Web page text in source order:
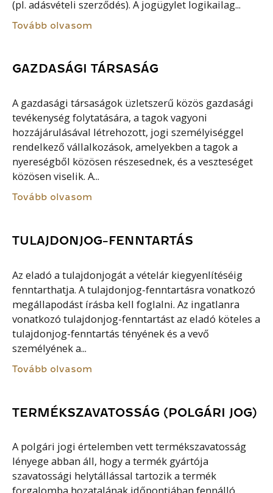
(pl. adásvételi szerződés). A jogügylet logikailag...
Tovább olvasom
GAZDASÁGI TÁRSASÁG
A gazdasági társaságok üzletszerű közös gazdasági
tevékenység folytatására, a tagok vagyoni
hozzájárulásával létrehozott, jogi személyiséggel
rendelkező vállalkozások, amelyekben a tagok a
nyereségből közösen részesednek, és a veszteséget
közösen viselik. A...
Tovább olvasom
TULAJDONJOG-FENNTARTÁS
Az eladó a tulajdonjogát a vételár kiegyenlítéséig
fenntarthatja. A tulajdonjog-fenntartásra vonatkozó
megállapodást írásba kell foglalni. Az ingatlanra
vonatkozó tulajdonjog-fenntartást az eladó köteles a
tulajdonjog-fenntartás tényének és a vevő
személyének a...
Tovább olvasom
TERMÉKSZAVATOSSÁG (POLGÁRI JOG)
A polgári jogi értelemben vett termékszavatosság
lényege abban áll, hogy a termék gyártója
szavatossági helytállással tartozik a termék